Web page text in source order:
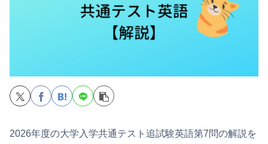
2026年度の大学入学共通テスト追試験英語第7問の解説を